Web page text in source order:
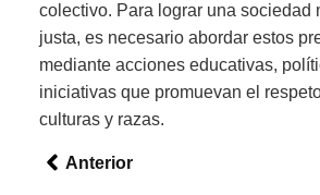
colectivo. Para lograr una sociedad
justa, es necesario abordar estos
mediante acciones educativas,
iniciativas que promuevan el
culturas y razas.
Anterior